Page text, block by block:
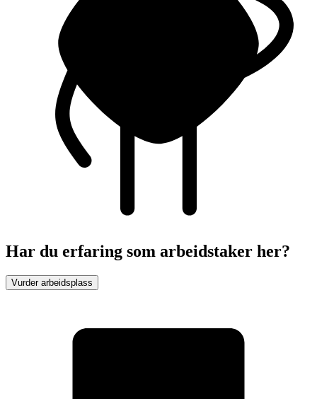
Har du erfaring som arbeidstaker her?
Vurder arbeidsplass